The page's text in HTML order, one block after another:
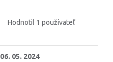
Hodnotil 1 používateľ
06. 05. 2024